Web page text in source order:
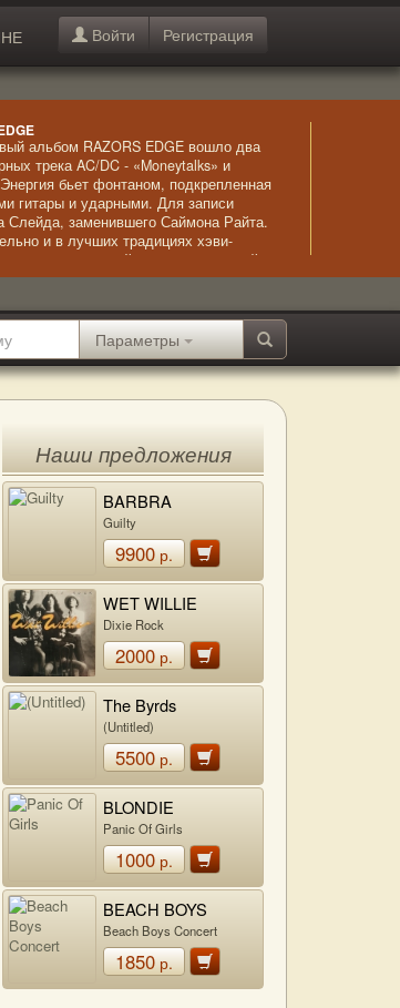
Войти Регистрация
альбом RAZORS EDGE вошло два
трека AC/DC - «Moneytalks» и
бьет фонтаном, подкрепленная
гитары и ударными. Для записи
Слейда, заменившего Саймона Райта.
и в лучших традициях хэви-
– классический вариант «тяжелой»
Параметры
Наши предложения
BARBRA
STREISAND
Guilty
9900р.
WET WILLIE
Dixie Rock
2000р.
The Byrds
(Untitled)
5500р.
BLONDIE
Panic Of Girls
1000р.
BEACH BOYS
Beach Boys Concert
1850р.